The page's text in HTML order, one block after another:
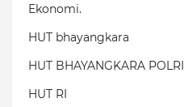
Ekonomi.
HUT bhayangkara
HUT BHAYANGKARA POLRI
HUT RI